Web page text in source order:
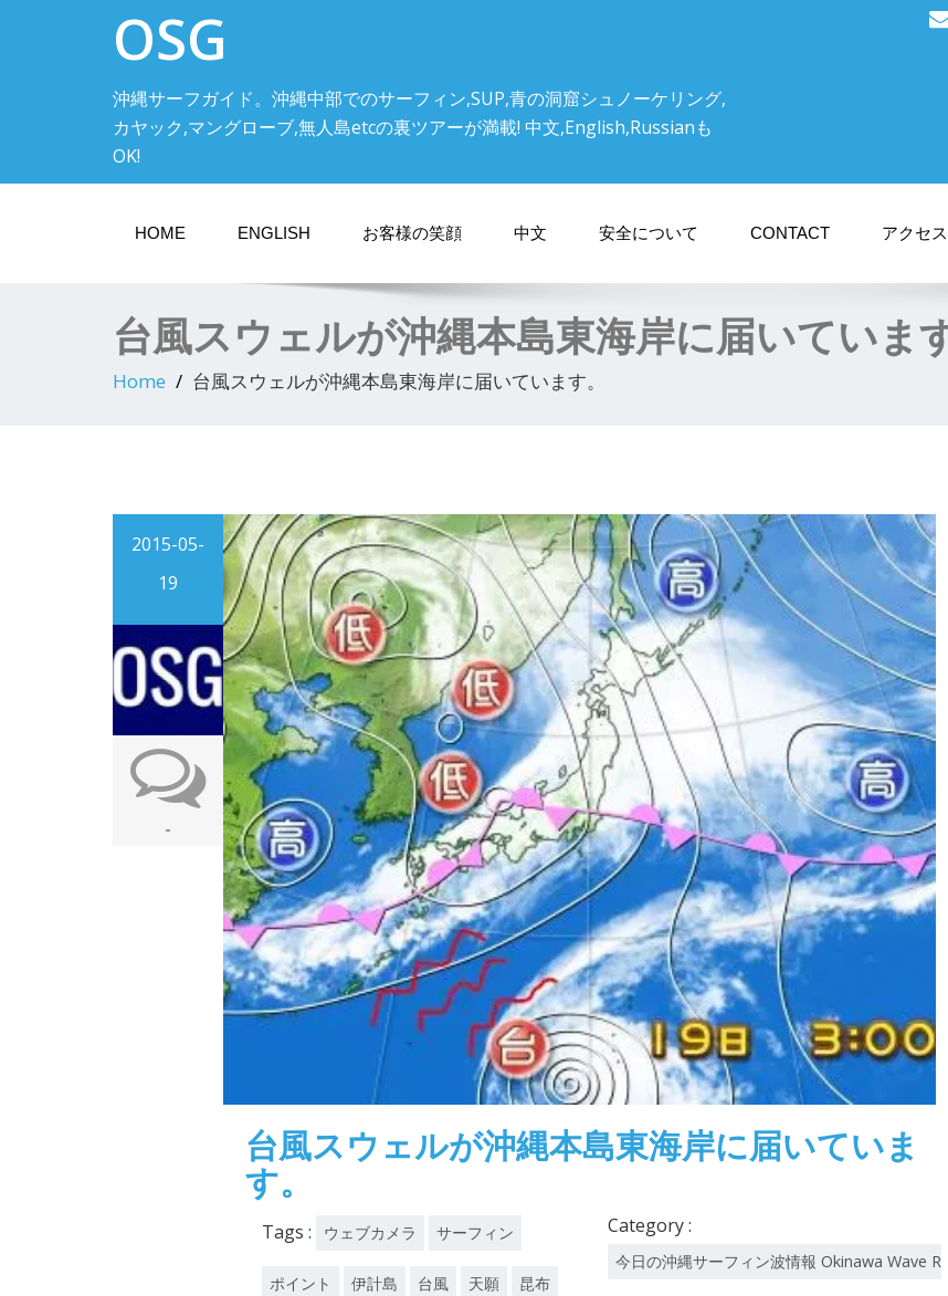
OSG
沖縄サーフガイド。沖縄中部でのサーフィン,SUP,青の洞窟シュノーケリング,
カヤック,マングローブ,無人島etcの裏ツアーが満載! 中文,English,Russianも
OK!
HOME ENGLISH お客様の笑顔 中文 安全について CONTACT アクセス
台風スウェルが沖縄本島東海岸に届いています
Home 台風スウェルが沖縄本島東海岸に届いています。
2015-05-
19
-
台風スウェルが沖縄本島東海岸に届いていま
す。
Tags : ウェブカメラ サーフィン
ポイント 伊計島 台風 天願 昆布
Category :
今日の沖縄サーフィン波情報 Okinawa Wave